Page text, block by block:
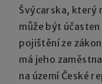
Švýcarska, který
může být
pojištění ze
má jeho
na území České